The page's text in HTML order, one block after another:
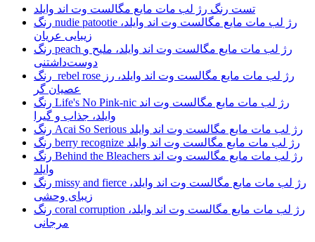
تست رنگ رژ لب مات مایع مگالست وت اند وایلد
رنگ nudie patootie رژ لب مات مایع مگالست وت اند وایلد،
زیبایی عریان
رنگ peach رژ لب مات مایع مگالست وت اند وایلد، ملیح و
دوست‌داشتنی
رنگ rebel rose رژ لب مات مایع مگالست وت اند وایلد، رز
عصیان گر
رنگ Life's No Pink-nic رژ لب مات مایع مگالست وت اند
وایلد، جذاب و گیرا
رنگ Acai So Serious رژ لب مات مایع مگالست وت اند وایلد
رنگ berry recognize رژ لب مات مایع مگالست وت اند وایلد
رنگ Behind the Bleachers رژ لب مات مایع مگالست وت اند
وایلد
رنگ missy and fierce رژ لب مات مایع مگالست وت اند وایلد،
زیبای وحشی
رنگ coral corruption رژ لب مات مایع مگالست وت اند وایلد،
مرجانی